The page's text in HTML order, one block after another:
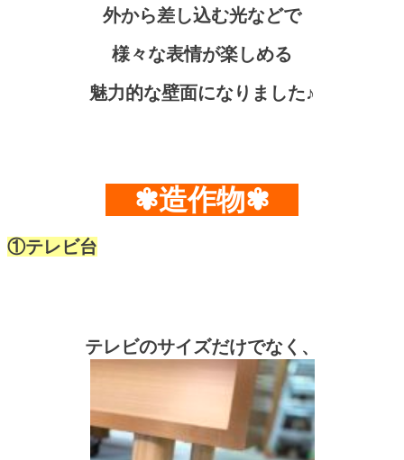
外から差し込む光などで
様々な表情が楽しめる
魅力的な壁面になりました♪
✾造作物✾
①テレビ台
テレビのサイズだけでなく、